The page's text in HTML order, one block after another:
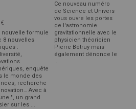
nouvelle formule
8 nouvelles
:
enquête
le monde des
recherche
Avec à
", un grand
sur les ...
Ce nouveau numéro
de Science et Univers
vous ouvre les portes
de l'astronomie
gravitationnelle avec le
physicien théoricien
Pierre Bétruy mais
également dénonce le
...